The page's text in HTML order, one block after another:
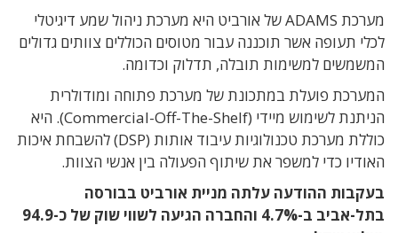
מערכת ADAMS של אורביט היא מערכת ניהול שמע דיגיטלי
לכלי תעופה אשר תוכננה עבור מטוסים הכוללים צוותים גדולים
המשמשים למשימות תובלה, תדלוק וכדומה.
המערכת פועלת במתכונת של מערכת פתוחה ומודולרית
הניתנת לשימוש מיידי (Commercial-Off-The-Shelf). היא
כוללת מערכת טכנולוגיות עיבוד אותות (DSP) להשבחת איכות
האודיו כדי למשפר את שיתוף הפעולה בין אנשי הצוות.
בעקבות ההודעה עלתה מניית אורביט בבורסה
בתל-אביב ב-4.7% והחברה הגיעה לשווי שוק של כ-94.9